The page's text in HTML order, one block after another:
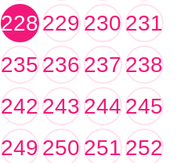
228229230231
235236237238
242243244245
249250251252